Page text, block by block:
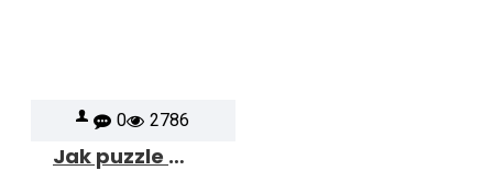
0 2786
Jak puzzle pomagają rozwijać kreatywność, koncentrację i relaks dla wszystkich grup wiekowych